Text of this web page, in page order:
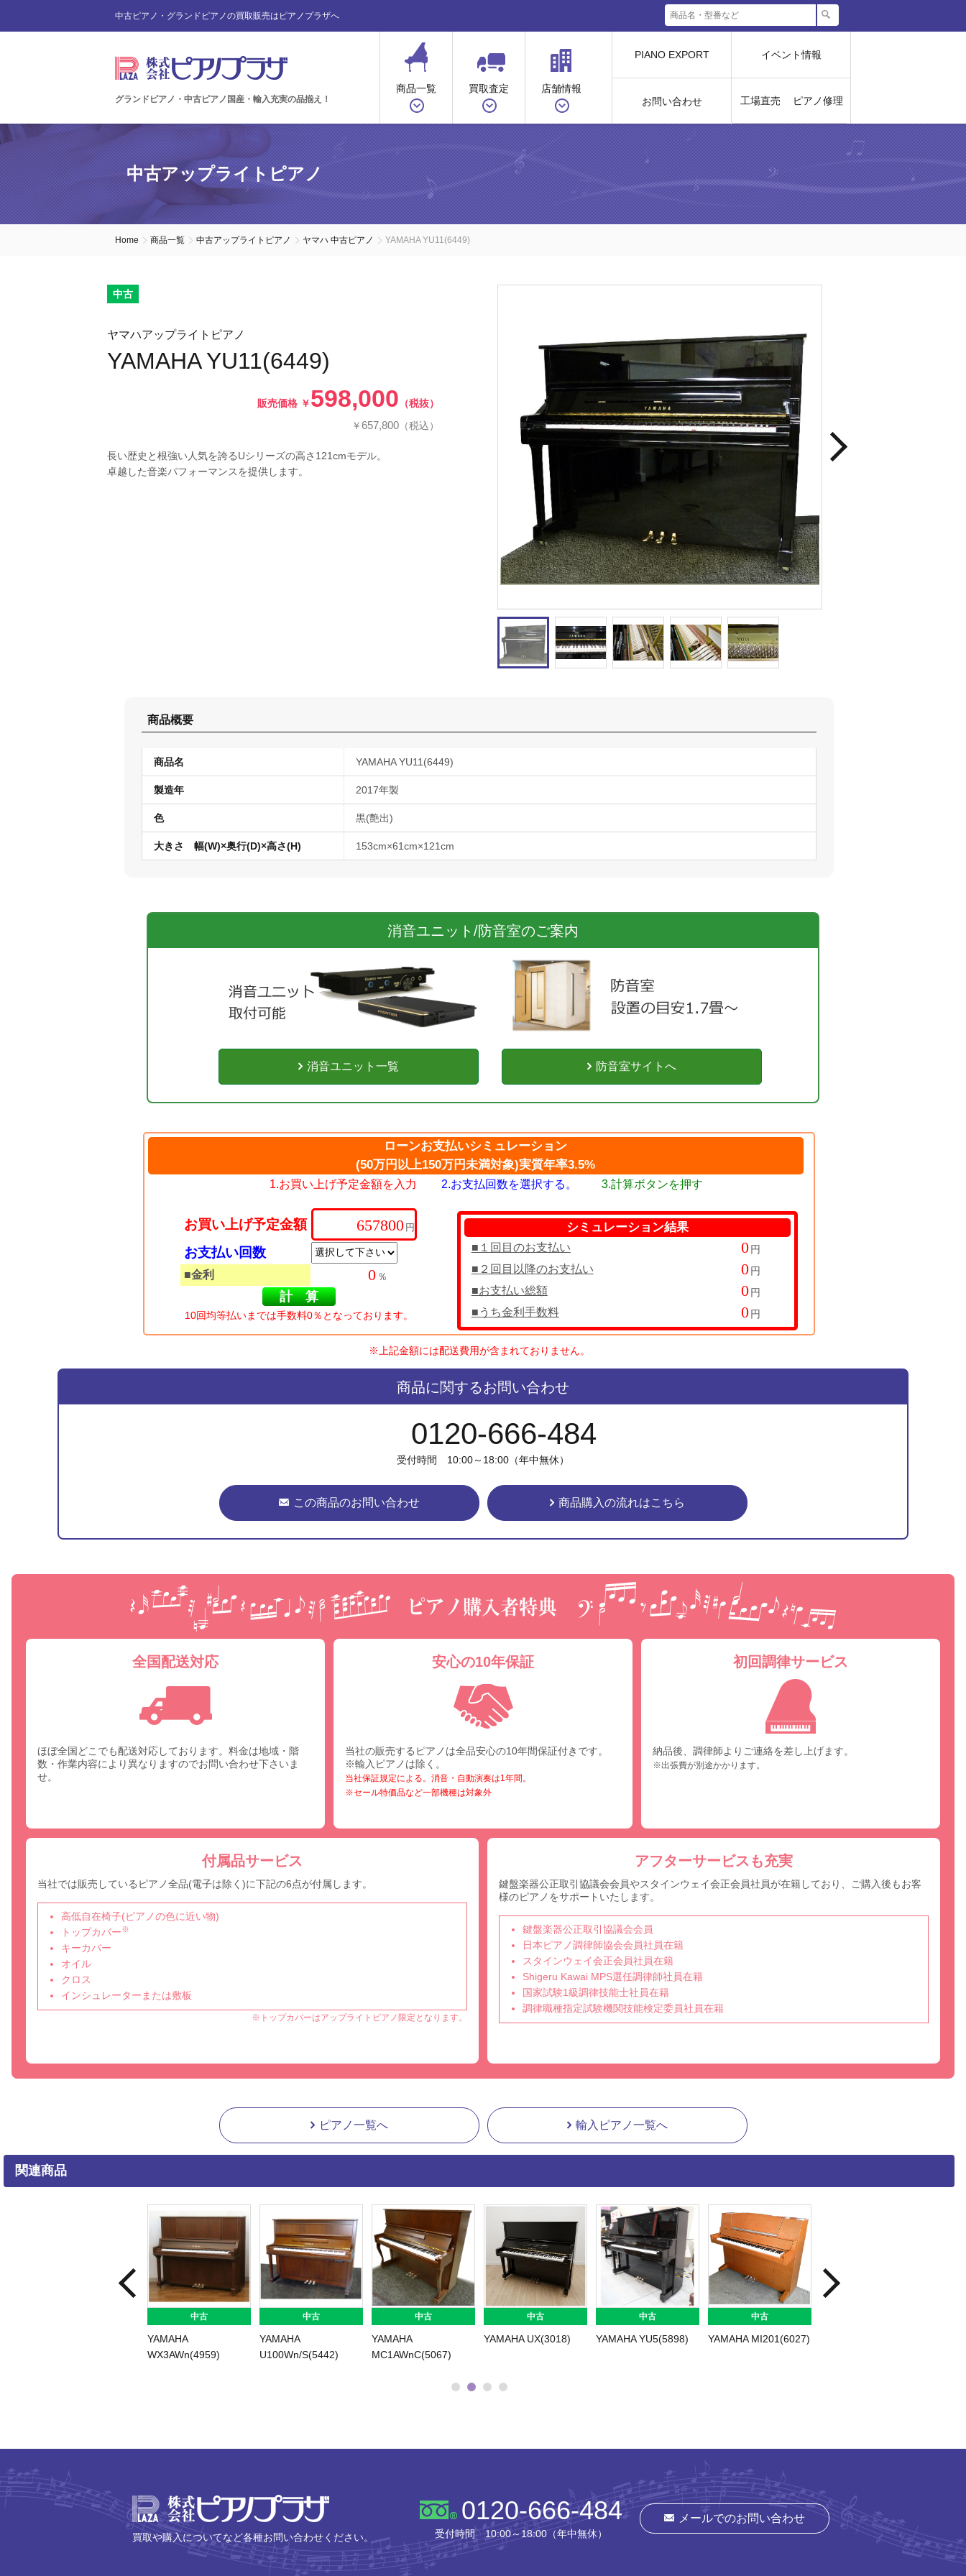
中古ピアノ・グランドピアノの買取販売はピアノプラザへ
グランドピアノ・中古ピアノ国産・輸入充実の品揃え！
商品一覧 買取査定 店舗情報
PIANO EXPORT
お問い合わせ
イベント情報
工場直売 ピアノ修理
中古アップライトピアノ
Home 商品一覧 中古アップライトピアノ ヤマハ 中古ピアノ YAMAHA YU11(6449)
中古
ヤマハアップライトピアノ
YAMAHA YU11(6449)
販売価格 ￥598,000 （税抜）
￥657,800 （税込）
長い歴史と根強い人気を誇るUシリーズの高さ121cmモデル。
卓越した音楽パフォーマンスを提供します。
商品概要
商品名 YAMAHA YU11(6449)
製造年 2017年製
色 黒(艶出)
大きさ 幅(W)×奥行(D)×高さ(H) 153cm×61cm×121cm
消音ユニット/防音室のご案内
消音ユニット一覧 防音室サイトへ
ローンお支払いシミュレーション
(50万円以上150万円未満対象)実質年率3.5%
1.お買い上げ予定金額を入力 2.お支払回数を選択する。 3.計算ボタンを押す
お買い上げ予定金額 円
お支払い回数
■金利 ％
10回均等払いまでは手数料0％となっております。
シミュレーション結果
■１回目のお支払い 円
■２回目以降のお支払い 円
■お支払い総額 円
■うち金利手数料 円
※上記金額には配送費用が含まれておりません。
商品に関するお問い合わせ
0120-666-484
受付時間 10:00～18:00（年中無休）
この商品のお問い合わせ 商品購入の流れはこちら
ピ
全国配送対応
ほぼ全国どこでも配送対応しております。料金は地域・階
数・作業内容により異なりますのでお問い合わせ下さいま
せ。
安心の10年保証
当社の販売するピアノは全品安心の10年間保証付きです。
※輸入ピアノは除く。
当社保証規定による。消音・自動演奏は1年間。
※セール特価品など一部機種は対象外
初回調律サービス
納品後、調律師よりご連絡を差し上げます。
※出張費が別途かかります。
付属品サービス
当社では販売しているピアノ全品(電子は除く)に下記の6点が付属します。
高低自在椅子(ピアノの色に近い物)
トップカバー※
キーカバー
オイル
クロス
インシュレーターまたは敷板
※トップカバーはアップライトピアノ限定となります。
アフターサービスも充実
鍵盤楽器公正取引協議会会員やスタインウェイ会正会員社員が在籍しており、ご購入後もお客
様のピアノをサポートいたします。
鍵盤楽器公正取引協議会会員
日本ピアノ調律師協会会員社員在籍
スタインウェイ会正会員社員在籍
Shigeru Kawai MPS選任調律師社員在籍
国家試験1級調律技能士社員在籍
調律職種指定試験機関技能検定委員社員在籍
ピアノ一覧へ 輸入ピアノ一覧へ
関連商品
中古
YAMAHA
WX3AWn(4959)
中古
YAMAHA
U100Wn/S(5442)
中古
YAMAHA
MC1AWnC(5067)
中古
YAMAHA UX(3018)
中古
YAMAHA YU5(5898)
中古
YAMAHA MI201(6027)
株式会社ピアノプラザ
買取や購入についてなど各種お問い合わせください。
0120-666-484
受付時間 10:00～18:00（年中無休）
メールでのお問い合わせ